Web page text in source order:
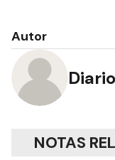
Autor
NOTAS